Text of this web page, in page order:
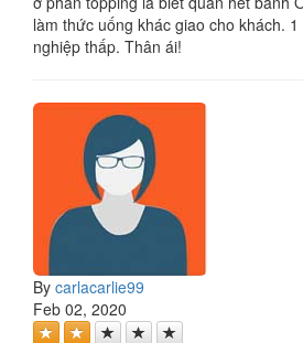
làm thức uống khác giao cho khách.
nghiệp thấp. Thân ái!
By carlacarlie99
Feb 02, 2020